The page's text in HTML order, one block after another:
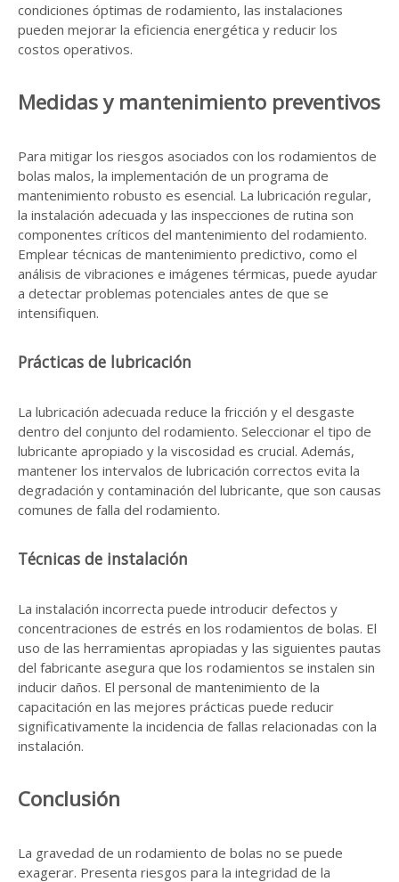
condiciones óptimas de rodamiento, las instalaciones
pueden mejorar la eficiencia energética y reducir los
costos operativos.
Medidas y mantenimiento preventivos
Para mitigar los riesgos asociados con los rodamientos de
bolas malos, la implementación de un programa de
mantenimiento robusto es esencial. La lubricación regular,
la instalación adecuada y las inspecciones de rutina son
componentes críticos del mantenimiento del rodamiento.
Emplear técnicas de mantenimiento predictivo, como el
análisis de vibraciones e imágenes térmicas, puede ayudar
a detectar problemas potenciales antes de que se
intensifiquen.
Prácticas de lubricación
La lubricación adecuada reduce la fricción y el desgaste
dentro del conjunto del rodamiento. Seleccionar el tipo de
lubricante apropiado y la viscosidad es crucial. Además,
mantener los intervalos de lubricación correctos evita la
degradación y contaminación del lubricante, que son causas
comunes de falla del rodamiento.
Técnicas de instalación
La instalación incorrecta puede introducir defectos y
concentraciones de estrés en los rodamientos de bolas. El
uso de las herramientas apropiadas y las siguientes pautas
del fabricante asegura que los rodamientos se instalen sin
inducir daños. El personal de mantenimiento de la
capacitación en las mejores prácticas puede reducir
significativamente la incidencia de fallas relacionadas con la
instalación.
Conclusión
La gravedad de un rodamiento de bolas no se puede
exagerar. Presenta riesgos para la integridad de la